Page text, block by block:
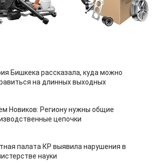
Бишкека рассказала, куда можно
на длинных выходных
Новиков: Региону нужны общие
цепочки
палата КР выявила нарушения в
науки